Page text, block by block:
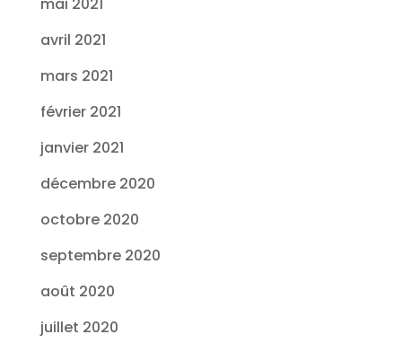
mai 2021
avril 2021
mars 2021
février 2021
janvier 2021
décembre 2020
octobre 2020
septembre 2020
août 2020
juillet 2020